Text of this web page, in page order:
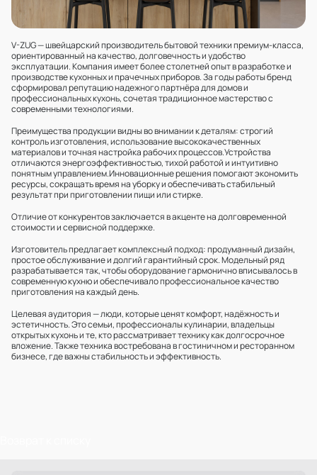
V-ZUG — швейцарский производитель бытовой техники премиум-класса,
ориентированный на качество, долговечность и удобство
эксплуатации. Компания имеет более столетней опыт в разработке и
производстве кухонных и прачечных приборов. За годы работы бренд
сформировал репутацию надежного партнёра для домов и
профессиональных кухонь, сочетая традиционное мастерство с
современными технологиями.
Преимущества продукции видны во внимании к деталям: строгий
контроль изготовления, использование высококачественных
материалов и точная настройка рабочих процессов.Устройства
отличаются энергоэффективностью, тихой работой и интуитивно
понятным управлением.Инновационные решения помогают экономить
ресурсы, сокращать время на уборку и обеспечивать стабильный
результат при приготовлении пищи или стирке.
Отличие от конкурентов заключается в акценте на долговременной
стоимости и сервисной поддержке.
Изготовитель предлагает комплексный подход: продуманный дизайн,
простое обслуживание и долгий гарантийный срок. Модельный ряд
разрабатывается так, чтобы оборудование гармонично вписывалось в
современную кухню и обеспечивало профессиональное качество
приготовления на каждый день.
Целевая аудитория — люди, которые ценят комфорт, надёжность и
эстетичность. Это семьи, профессионалы кулинарии, владельцы
открытых кухонь и те, кто рассматривает технику как долгосрочное
вложение. Также техника востребована в гостиничном и ресторанном
бизнесе, где важны стабильность и эффективность.